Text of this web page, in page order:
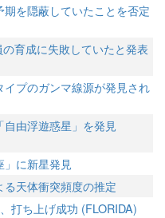
を隠蔽していたことを否定
育成に失敗していたと発表
イプのガンマ線源が発見され
由浮遊惑星」を発見
」に新星発見
天体衝突頻度の推定
打ち上げ成功 (FLORIDA)